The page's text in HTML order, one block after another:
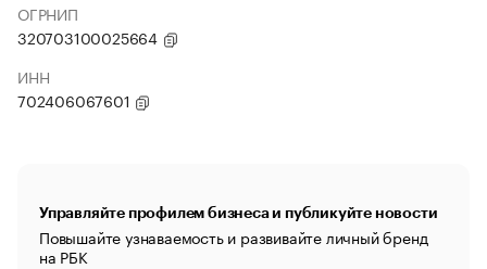
ОГРНИП
320703100025664
ИНН
702406067601
Управляйте профилем бизнеса и публикуйте новости
Повышайте узнаваемость и развивайте личный бренд
на РБК